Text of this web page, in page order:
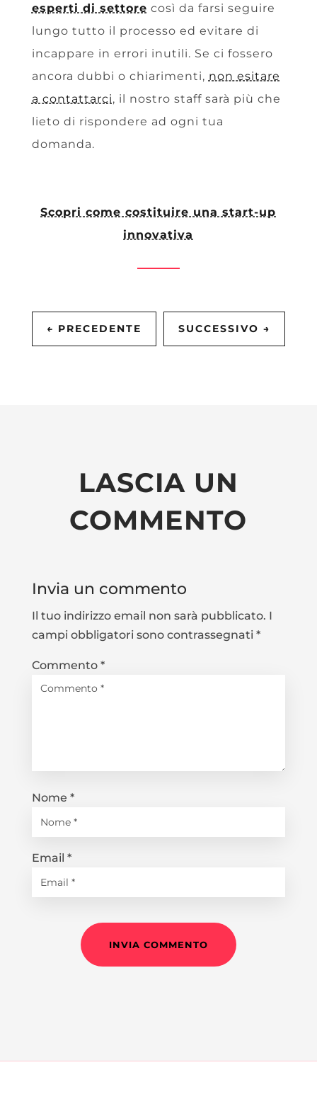
esperti di settore così da farsi seguire
lungo tutto il processo ed evitare di
incappare in errori inutili. Se ci fossero
ancora dubbi o chiarimenti, non esitare
a contattarci, il nostro staff sarà più che
lieto di rispondere ad ogni tua
domanda.
Scopri come costituire una start-up
innovativa
← PRECEDENTE SUCCESSIVO →
LASCIA UN
COMMENTO
Invia un commento
Il tuo indirizzo email non sarà pubblicato. I
campi obbligatori sono contrassegnati *
Commento *
Nome *
Email *
INVIA COMMENTO